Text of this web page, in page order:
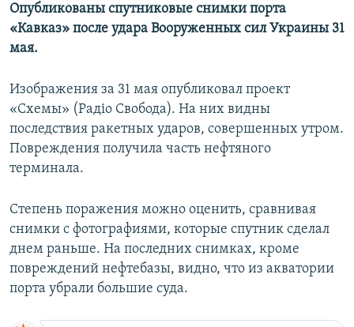
ТЕЛЕПРОЕКТ КРЫМ.РЕАЛИИ
СОВЕТЫ ПРАВОЗАЩИТНИКОВ
ПОБЕДИТЕЛЕЙ НЕ СУДЯТ?
КРЫМ.НЕПОКОРЕННЫЙ
ELIFBE
Українською
Qırımtatar
ПРИСОЕДИНЯЙТЕСЬ!
Все сайты RFE/RL
Опубликованы спутниковые снимки порта
«Кавказ» после удара Вооруженных сил Украины 31
мая.
Изображения за 31 мая опубликовал проект
«Схемы» (Радіо Свобода). На них видны
последствия ракетных ударов, совершенных утром.
Повреждения получила часть нефтяного
терминала.
Степень поражения можно оценить, сравнивая
снимки с фотографиями, которые спутник сделал
днем раньше. На последних снимках, кроме
повреждений нефтебазы, видно, что из акватории
порта убрали большие суда.